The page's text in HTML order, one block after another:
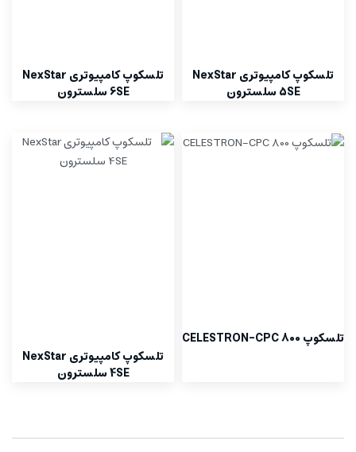
تلسکوپ کامپیوتری NexStar
5SE سلسترون
تلسکوپ کامپیوتری NexStar
6SE سلسترون
تلسکوپ CELESTRON-CPC 800
تلسکوپ کامپیوتری NexStar
4SE سلسترون